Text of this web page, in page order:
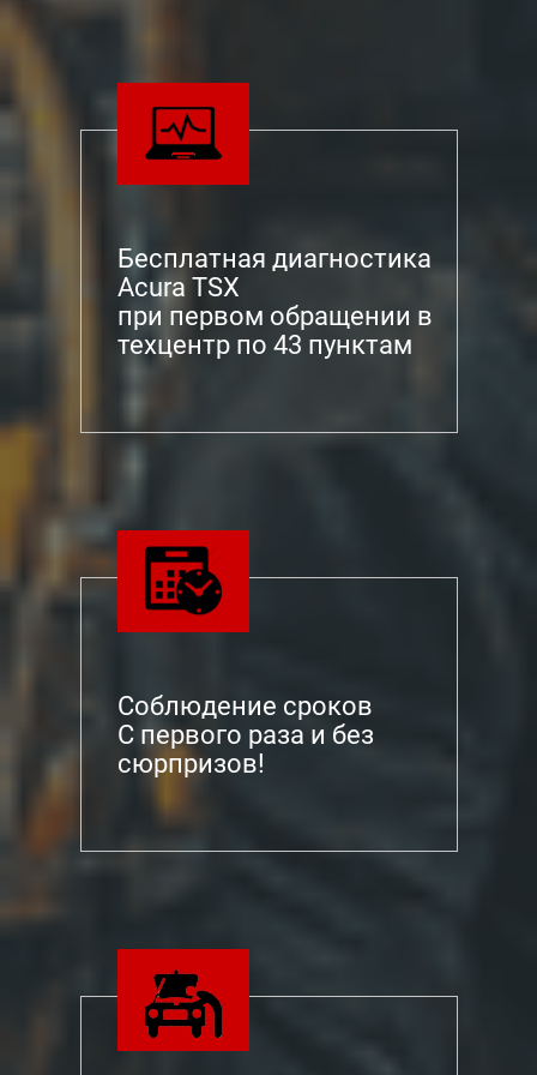
Бесплатная диагностика
Acura TSX
при первом обращении в
техцентр по 43 пунктам
Соблюдение сроков
С первого раза и без
сюрпризов!